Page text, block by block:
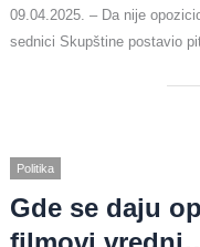
09.04.2025. – Da nije
sednici Skupštine postavio
Politika
Gde se daju